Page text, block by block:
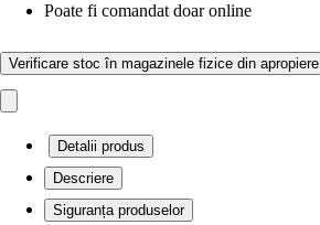
Poate fi comandat doar online
Verificare stoc în magazinele fizice din apropiere
Detalii produs
Descriere
Siguranța produselor